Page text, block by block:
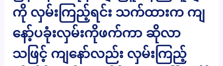
ကို လှမ်းကြည့်ရင်း သက်ထားက ကျ
နော့်ပခုံးလှမ်းကိုဖက်ကာ ဆိုလာ
သဖြင့် ကျနော်လည်း လှမ်းကြည့်